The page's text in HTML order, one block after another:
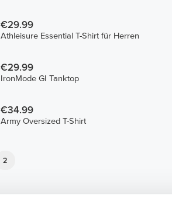
€29.99
Athleisure Essential T-Shirt für Herren
€29.99
IronMode GI Tanktop
€34.99
Army Oversized T-Shirt
2